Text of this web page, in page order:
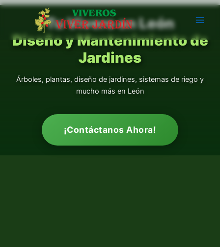
Ir
Tu Vivero en León
Diseño y Mantenimiento de
Jardines
Árboles, plantas, diseño de jardines, sistemas de riego y
mucho más en León
¡Contáctanos Ahora!